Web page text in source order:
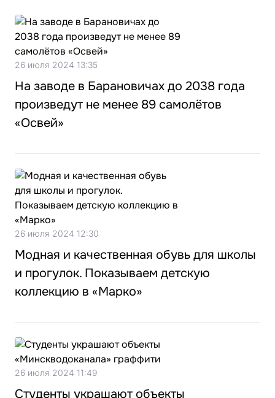
26 июля 2024 13:35
На заводе в Барановичах до 2038 года
произведут не менее 89 самолётов
«Освей»
26 июля 2024 12:30
Модная и качественная обувь для школы
и прогулок. Показываем детскую
коллекцию в «Марко»
26 июля 2024 11:49
Студенты украшают объекты